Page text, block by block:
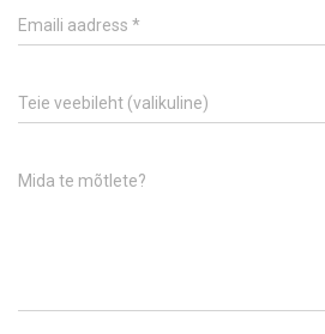
Emaili aadress *
Teie veebileht (valikuline)
Mida te mõtlete?